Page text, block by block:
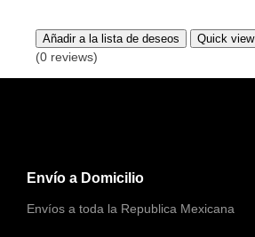
Añadir a la lista de deseos Quick view
(0 reviews)
Envío a Domicilio
Envíos a toda la Republica Mexicana